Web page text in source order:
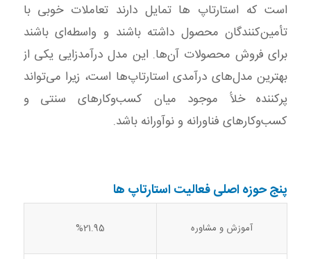
است که استارتاپ ها تمایل دارند تعاملات خوبی با
تأمین‌کنندگان محصول داشته باشند و واسطه‌ای باشند
برای فروش محصولات آن‌ها. این مدل درآمدزایی یکی از
بهترین مدل‌های درآمدی استارتاپ‌ها است، زیرا می‌تواند
پرکننده خلأ موجود میان کسب‌وکارهای سنتی و
کسب‌وکارهای فناورانه و نوآورانه باشد.
پنج حوزه اصلی فعالیت استارتاپ ها
آموزش و مشاوره %21.95